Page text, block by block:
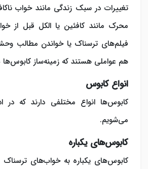
تغییرات در سبک زندگی مانند خواب
محرک مانند کافئین یا الکل قبل از
فیلم‌های ترسناک یا خواندن مطالب
هم عواملی هستند که زمینه‌ساز
انواع کابوس
کابوس‌ها انواع مختلفی دارند که در
می‌شویم.
کابوس‌های یکباره
کابوس‌های یکباره به خواب‌های ترسناک